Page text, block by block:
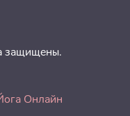
защищены.
Онлайн